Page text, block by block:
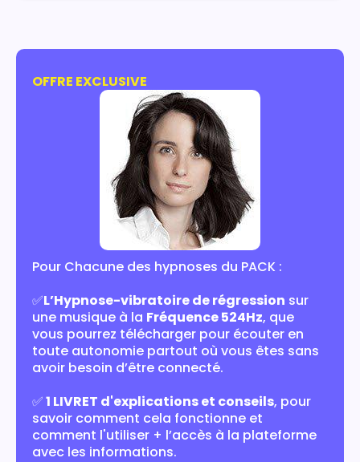
OFFRE EXCLUSIVE
Pour Chacune des hypnoses du PACK :
✅L’Hypnose-vibratoire de régression sur
une musique à la Fréquence 524Hz, que
vous pourrez télécharger pour écouter en
toute autonomie partout où vous êtes sans
avoir besoin d’être connecté.
✅1 LIVRET d'explications et conseils, pour
savoir comment cela fonctionne et
comment l'utiliser + l’accès à la plateforme
avec les informations.